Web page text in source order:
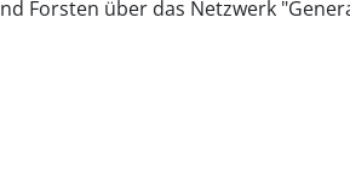
Forsten über das Netzwerk